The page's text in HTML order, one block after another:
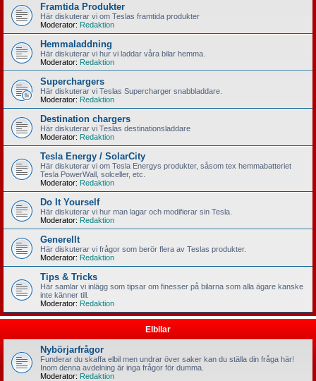
Framtida Produkter
Här diskuterar vi om Teslas framtida produkter
Moderator: Redaktion
Hemmaladdning
Här diskuterar vi hur vi laddar våra bilar hemma.
Moderator: Redaktion
Superchargers
Här diskuterar vi Teslas Supercharger snabbladdare.
Moderator: Redaktion
Destination chargers
Här diskuterar vi Teslas destinationsladdare
Moderator: Redaktion
Tesla Energy / SolarCity
Här diskuterar vi om Tesla Energys produkter, såsom tex hemmabatteriet
Tesla PowerWall, solceller, etc.
Moderator: Redaktion
Do It Yourself
Här diskuterar vi hur man lagar och modifierar sin Tesla.
Moderator: Redaktion
Generellt
Här diskuterar vi frågor som berör flera av Teslas produkter.
Moderator: Redaktion
Tips & Tricks
Här samlar vi inlägg som tipsar om finesser på bilarna som alla ägare kanske
inte känner till.
Moderator: Redaktion
Elbilar
Nybörjarfrågor
Funderar du skaffa elbil men undrar över saker kan du ställa din fråga här!
Inom denna avdelning är inga frågor för dumma.
Moderator: Redaktion